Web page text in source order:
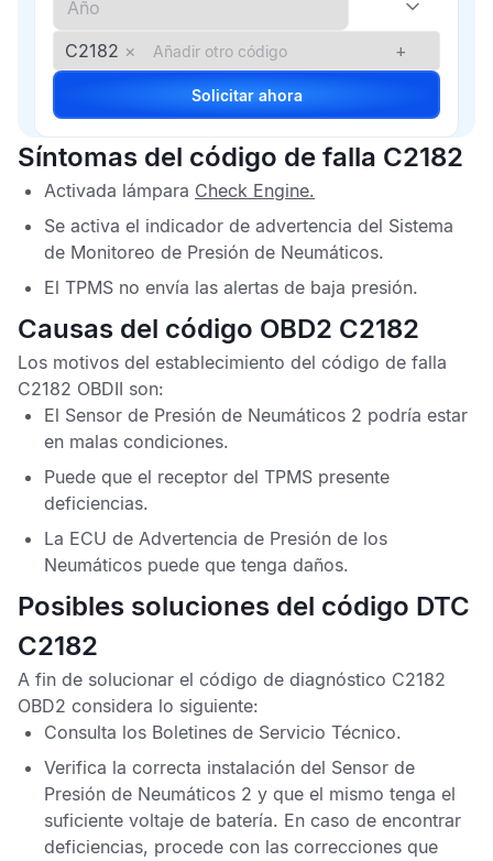
C2182 × +
Solicitar ahora
Síntomas del código de falla C2182
Activada lámpara Check Engine.
Se activa el indicador de advertencia del Sistema
de Monitoreo de Presión de Neumáticos.
El TPMS no envía las alertas de baja presión.
Causas del código OBD2 C2182
Los motivos del establecimiento del código de falla
C2182 OBDII son:
El Sensor de Presión de Neumáticos 2 podría estar
en malas condiciones.
Puede que el receptor del TPMS presente
deficiencias.
La ECU de Advertencia de Presión de los
Neumáticos puede que tenga daños.
Posibles soluciones del código DTC
C2182
A fin de solucionar el código de diagnóstico C2182
OBD2 considera lo siguiente:
Consulta los Boletines de Servicio Técnico.
Verifica la correcta instalación del Sensor de
Presión de Neumáticos 2 y que el mismo tenga el
suficiente voltaje de batería. En caso de encontrar
deficiencias, procede con las correcciones que